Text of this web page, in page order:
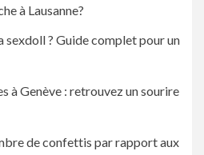
à Lausanne?
sexdoll ? Guide complet pour un
à Genève : retrouvez un sourire
de confettis par rapport aux